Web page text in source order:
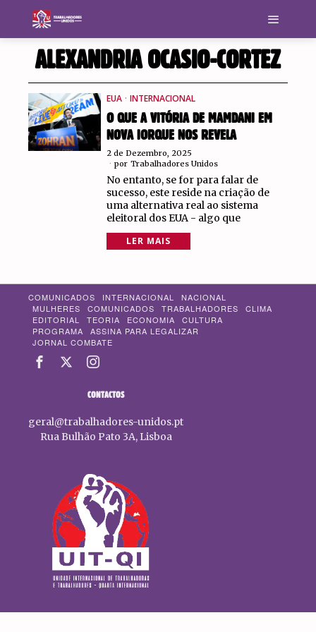
ALEXANDRIA OCASIO-CORTEZ
EUA · INTERNACIONAL
O QUE A VITÓRIA DE MAMDANI EM
NOVA IORQUE NOS REVELA
2 de Dezembro, 2025
por Trabalhadores Unidos
No entanto, se for para falar de
sucesso, este reside na criação de
uma alternativa real ao sistema
eleitoral dos EUA - algo que
LER MAIS
COMUNICADOS INTERNACIONAL
NACIONAL
MULHERES
COMUNICADOS TRABALHADORES
CLIMA
EDITORIAL
TEORIA ECONOMIA
CULTURA
PROGRAMA
ASSINA PARA LEGALIZAR
JORNAL COMBATE
CONTACTOS
geral@trabalhadores-unidos.pt
Rua Bulhão Pato 3A, Lisboa